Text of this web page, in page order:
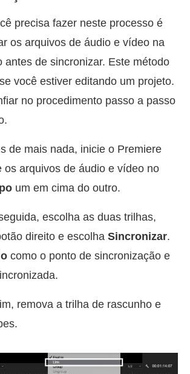
precisa fazer neste processo é
os arquivos de áudio e vídeo na
antes de sincronizar. Este método
você estiver editando um projeto.
no procedimento passo a passo
de mais nada, inicie o Premiere
os arquivos de áudio e vídeo no
um em cima do outro.
escolha as duas trilhas,
direito e escolha Sincronizar.
como o ponto de sincronização e
remova a trilha de rascunho e